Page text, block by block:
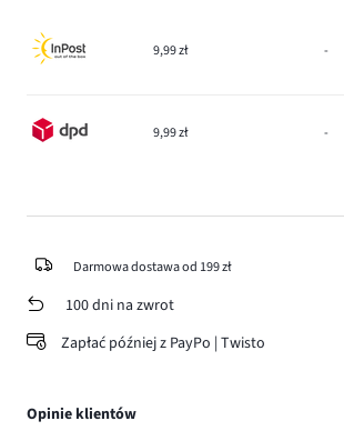
9,99 zł -
9,99 zł -
Darmowa dostawa od 199 zł
100 dni na zwrot
Zapłać później z PayPo | Twisto
Opinie klientów